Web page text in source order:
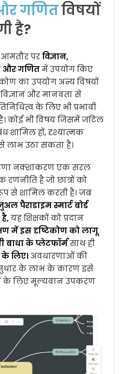
गणितविषयों
है?
परविज्ञान,
और गणितमें उपयोग किए
का उपयोग अन्य विषयों
और मानवता से
के लिए भी प्रभावी
कोई भी विषय जिसमें जटिल
शामिल हों, दृश्यात्मक
उठा सकता है।
नक्शाकरण एक सरल
है जो छात्रों को
से शामिल करती है। जब
पैराडाइम स्मार्ट बोर्ड
यह शिक्षकों को प्रदान
में इस दृष्टिकोण को लागू
बाधा के प्लेटफॉर्मसाथ ही
लिए। अवधारणाओं की
के लाभ के कारण इसे
के लिए मूल्यवान उपकरण